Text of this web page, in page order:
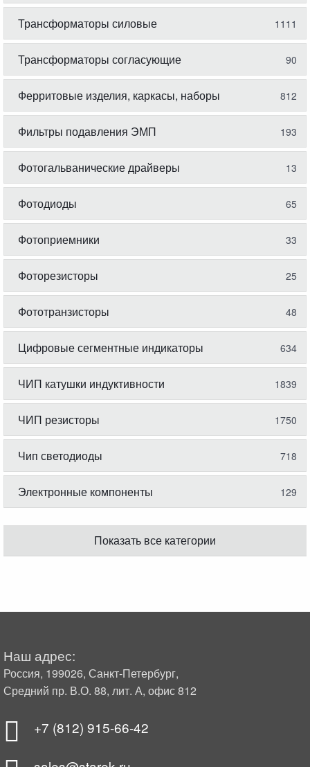
Трансформаторы силовые 1111
Трансформаторы согласующие 90
Ферритовые изделия, каркасы, наборы 812
Фильтры подавления ЭМП 193
Фотогальванические драйверы 13
Фотодиоды 65
Фотоприемники 33
Фоторезисторы 25
Фототранзисторы 48
Цифровые сегментные индикаторы 634
ЧИП катушки индуктивности 1839
ЧИП резисторы 1750
Чип светодиоды 718
Электронные компоненты 129
Показать все категории
Наш адрес:
Россия, 199026, Санкт-Петербург,
Средний пр. В.О. 88, лит. А, офис 812
+7 (812) 915-66-42